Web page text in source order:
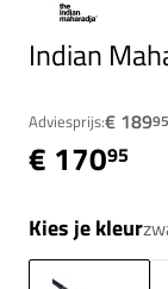
Indian
Adviesprijs:€ 18995
€ 17095
Kies je kleur